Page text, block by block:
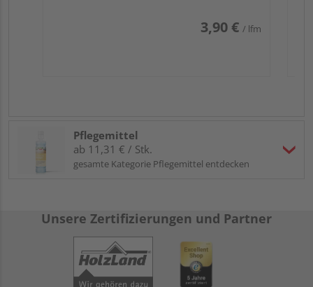
3,90 € / lfm
Pflegemittel
ab 11,31 € / Stk.
gesamte Kategorie Pflegemittel entdecken
Unsere Zertifizierungen und Partner